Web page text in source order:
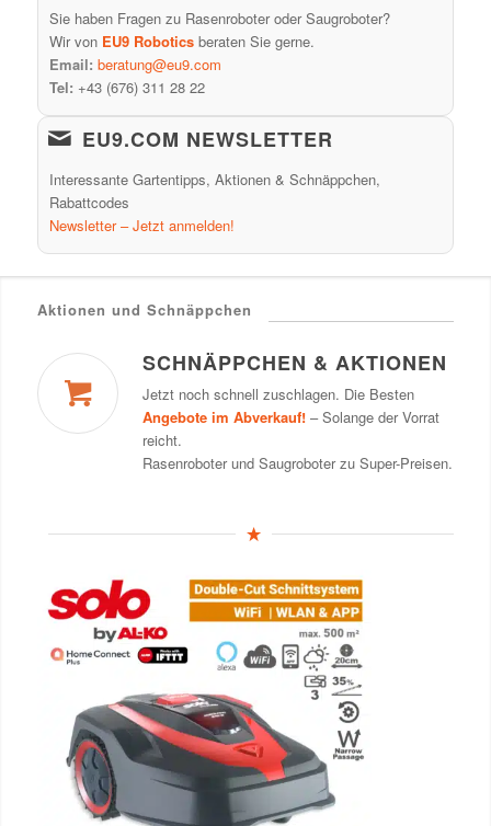
Sie haben Fragen zu Rasenroboter oder Saugroboter?
Wir von EU9 Roboticsberaten Sie gerne.
Email: beratung@eu9.com
Tel: +43 (676) 311 28 22
EU9.COM NEWSLETTER
Interessante Gartentipps, Aktionen & Schnäppchen,
Rabattcodes
Newsletter – Jetzt anmelden!
Aktionen und Schnäppchen
SCHNÄPPCHEN & AKTIONEN
Jetzt noch schnell zuschlagen. Die Besten
Angebote im Abverkauf!– Solange der Vorrat
reicht.
Rasenroboter und Saugroboter zu Super-Preisen.